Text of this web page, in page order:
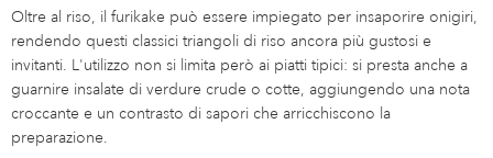
Oltre al riso, il furikake può essere impiegato per insaporire onigiri,
rendendo questi classici triangoli di riso ancora più gustosi e
invitanti. L'utilizzo non si limita però ai piatti tipici: si presta anche a
guarnire insalate di verdure crude o cotte, aggiungendo una nota
croccante e un contrasto di sapori che arricchiscono la
preparazione.